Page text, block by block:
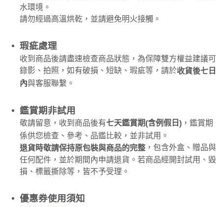
水環境。
請勿經過高溫烘乾，並請避免明火接觸。
瑕疵處理
收到商品後請盡速檢查商品狀態，為保障雙方權益建議可
錄影、拍照，如有破損、短缺、瑕疵等，請於收貨後七日
內與客服聯繫。
鑑賞期非試用
敬請留意，收到商品後有七天鑑賞期(含例假日 ) ，鑑賞期
係供您檢查、參考、品鑑比較，並非試用。
退貨時敬請保持原包裝與商品的完整 ，包含外盒、贈品與
任何配件，並於期間內申請退貨。若商品經開封試用、毀
損、標籤撕除等，皆不予受理。
優惠券使用須知